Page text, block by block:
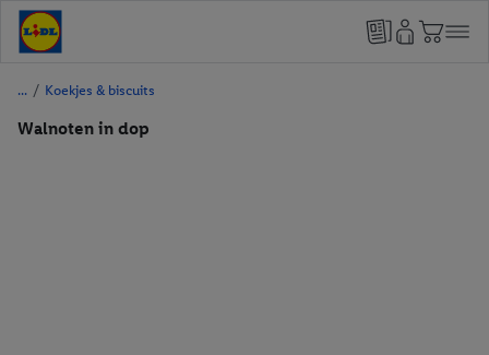
/ Koekjes & biscuits
Walnoten in dop